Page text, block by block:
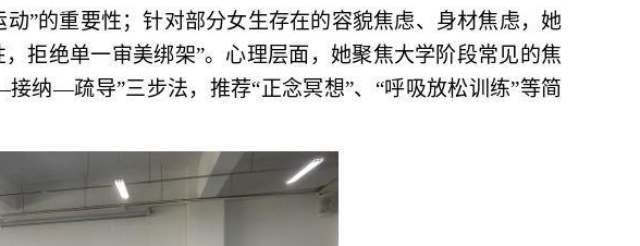
”的重要性；针对部分女生存在的容貌焦虑、身材焦虑，她
拒绝单一审美绑架”。心理层面，她聚焦大学阶段常见的焦
纳—疏导”三步法，推荐“正念冥想”、 “呼吸放松训练”等简